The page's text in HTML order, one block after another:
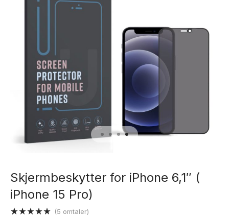
Skjermbeskytter for iPhone 6,1″ (
iPhone 15 Pro)
(5 omtaler)